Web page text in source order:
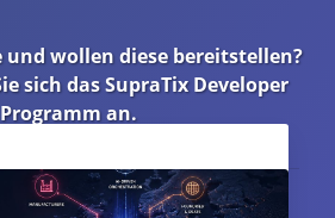
und wollen diese bereitstellen?
sich dasSupraTix Developer
Programman.